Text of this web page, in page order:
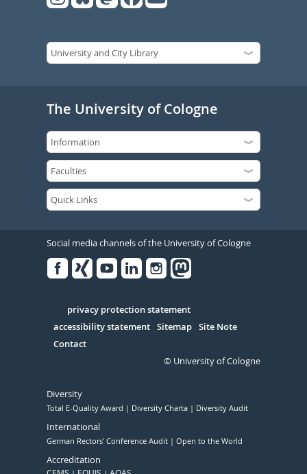
The University of Cologne
Social media channels of the University of Cologne
Serivce
privacy protection statement
accessibility statement Sitemap Site Note
Contact
© University of Cologne
Diversity
Total E-Quality Award Diversity Charta Diversity Audit
International
German Rectors' Conference Audit Open to the World
Accreditation